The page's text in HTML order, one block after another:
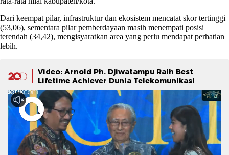
Dari keempat pilar, infrastruktur dan ekosistem mencatat skor tertinggi
(53,06), sementara pilar pemberdayaan masih menempati posisi
terendah (34,42), mengisyaratkan area yang perlu mendapat perhatian
lebih.
Video: Arnold Ph. Djiwatampu Raih Best
Lifetime Achiever Dunia Telekomunikasi